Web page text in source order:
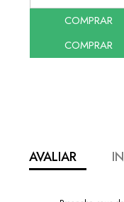
COMPRAR
COMPRAR
AVALIAR